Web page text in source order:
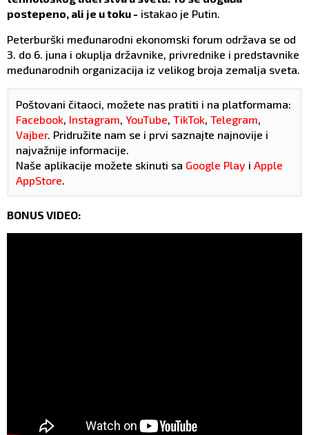
postepeno, ali je u toku - istakao je Putin.
Peterburški međunarodni ekonomski forum održava se od
3. do 6. juna i okuplja državnike, privrednike i predstavnike
međunarodnih organizacija iz velikog broja zemalja sveta.
Poštovani čitaoci, možete nas pratiti i na platformama:
Facebook Instagram YouTube TikTok Telegram
Vajber. Pridružite nam se i prvi saznajte najnovije i
najvažnije informacije.
Naše aplikacije možete skinuti sa Google Play i Apple
AppStore
BONUS VIDEO: